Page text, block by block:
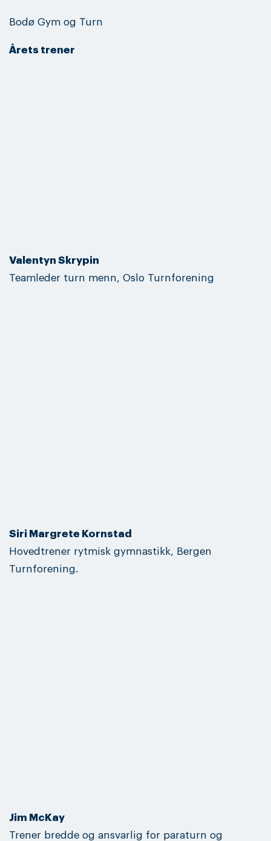
Bodø Gym og Turn
Årets trener
Valentyn Skrypin
Teamleder turn menn, Oslo Turnforening
Siri Margrete Kornstad
Hovedtrener rytmisk gymnastikk, Bergen
Turnforening.
Jim McKay
Trener bredde og ansvarlig for paraturn og